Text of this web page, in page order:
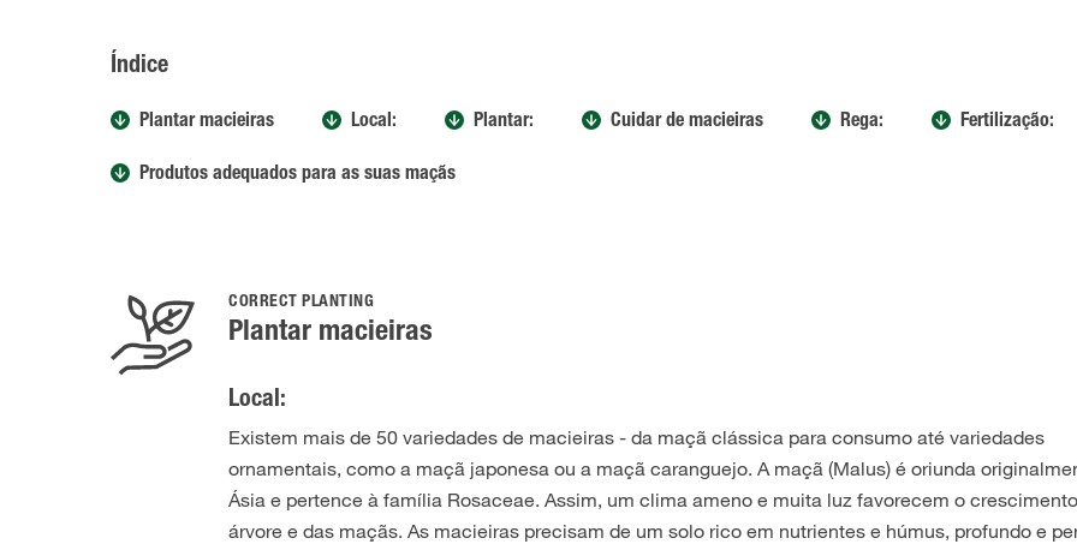
Índice
Plantar macieiras Local: Plantar: Cuidar de macieiras Rega: Fertilização:
Produtos adequados para as suas maçãs
CORRECT PLANTING
Plantar macieiras
Local:
Existem mais de 50 variedades de macieiras - da maçã clássica para consumo até variedades
ornamentais, como a maçã japonesa ou a maçã caranguejo. A maçã (Malus) é oriunda
Ásia e pertence à família Rosaceae. Assim, um clima ameno e muita luz favorecem o
árvore e das maçãs. As macieiras precisam de um solo rico em nutrientes e húmus, profundo e